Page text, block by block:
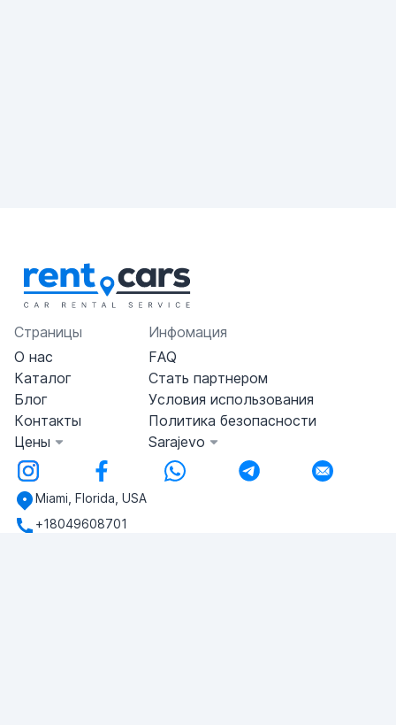
Страницы
О нас
Каталог
Блог
Контакты
Цены
Инфомация
FAQ
Стать партнером
Условия использования
Политика безопасности
Sarajevo
Miami, Florida, USA
+18049608701